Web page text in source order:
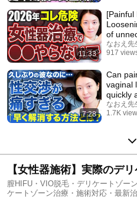
11:33
[Painful
of
cross-
なおえ先
917
7:28
Can
vaginal
quickly
from
なおえ先
1.7K
【女性器施術】実際のデ
対応・最新治療まとめセレ
膣HIFU・VIO脱毛・デリケートゾー
ケートゾーン治療・施術対応・最新